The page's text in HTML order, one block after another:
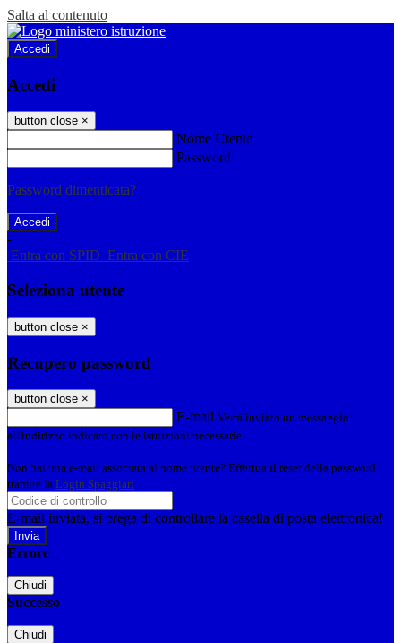
Salta al contenuto
Accedi
Accedi
button close ×
Nome Utente
Password
Password dimenticata?
-
Entra con SPID Entra con CIE
Seleziona utente
button close ×
Recupero password
button close ×
E-mail Verrà inviato un messaggio
all'indirizzo indicato con le istruzioni necessarie.
Non hai una e-mail associata al nome utente? Effettua il reset della password
tramite la Login Spaggiari
E-mail inviata, si prega di controllare la casella di posta elettronica!
Errore
Chiudi
Successo
Chiudi